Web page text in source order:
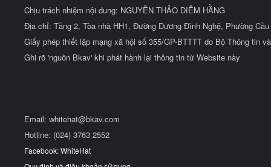
Chịu trách nhiệm nội dung: NGUYỄN THẢO DIỄM HẰNG
Địa chỉ: Tầng 2, Tòa nhà HH1, Đường Dương Đình Nghệ, Phường
Giấy phép thiết lập mạng xã hội số 355/GP-BTTTT do Bộ Thông tin
Ghi rõ 'nguồn Bkav' khi phát hành lại thông tin từ Website này
Email: whitehat@bkav.com
Hotline: (024) 3763 2552
Facebook: WhiteHat